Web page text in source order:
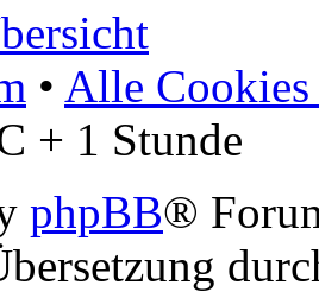
• Alle Cookies
+ 1 Stunde
phpBB®